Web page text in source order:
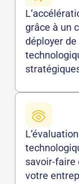
grâce à un
déployer
savoir-faire
votre